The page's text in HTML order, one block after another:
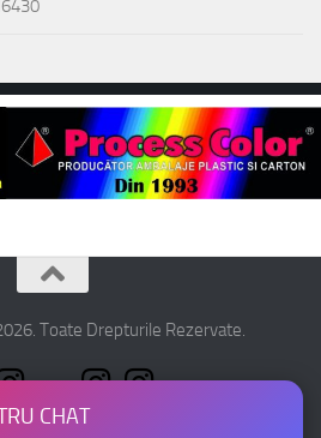
Toate Drepturile Rezervate.
CHAT